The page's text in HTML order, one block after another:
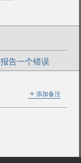
报告一个错误
＋ 添加备注